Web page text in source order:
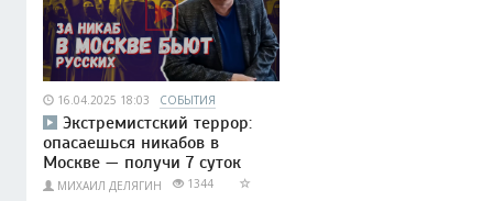
16.04.2025 18:03 СОБЫТИЯ
Экстремистский террор:
опасаешься никабов в
Москве — получи 7 суток
МИХАИЛ ДЕЛЯГИН 1344